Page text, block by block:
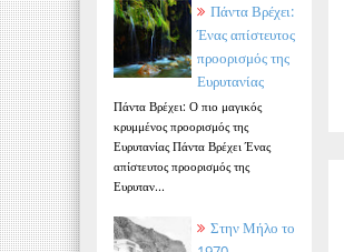
Πάντα Βρέχει:
Ένας απίστευτος
προορισμός της
Ευρυτανίας
Πάντα Βρέχει: Ο πιο μαγικός
κρυμμένος προορισμός της
Ευρυτανίας Πάντα Βρέχει Ένας
απίστευτος προορισμός της
Ευρυταν...
Στην Μήλο το